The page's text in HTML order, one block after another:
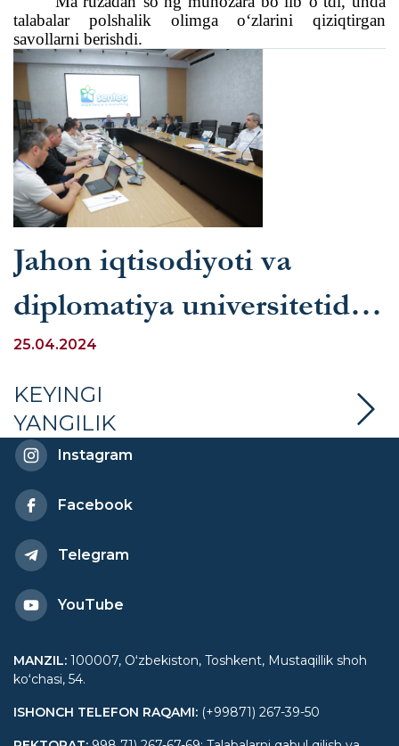
talabalar polshalik olimga o‘zlarini qiziqtirgan
savollarni berishdi.
Jahon iqtisodiyoti va
diplomatiya universitetida
“Yetakchilik va korporativ
madaniyatni rivojlantirish”
o‘quv dasturi bo‘lib o‘tdi
25.04.2024
KEYINGI
YANGILIK
Instagram
Facebook
Telegram
YouTube
MANZIL: 100007, Oʻzbekiston, Toshkent, Mustaqillik shoh
koʻchasi, 54.
ISHONCH TELEFON RAQAMI: (+99871) 267-39-50